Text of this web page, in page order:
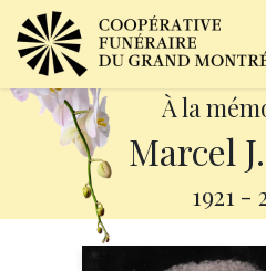
À la
Marcel
1921 -